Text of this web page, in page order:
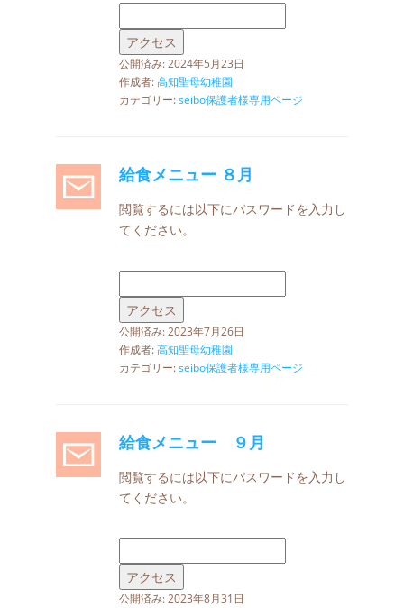
公開済み: 2024年5月23日
作成者:高知聖母幼稚園
カテゴリー:seibo保護者様専用ページ
給食メニュー ８月
閲覧するには以下にパスワードを入力し
てください。
公開済み: 2023年7月26日
作成者:高知聖母幼稚園
カテゴリー:seibo保護者様専用ページ
給食メニュー ９月
閲覧するには以下にパスワードを入力し
てください。
公開済み: 2023年8月31日